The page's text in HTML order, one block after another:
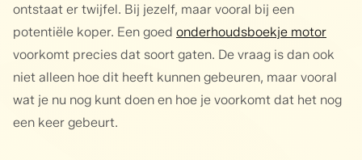
ontstaat er twijfel. Bij jezelf, maar vooral bij een
potentiële koper. Een goed onderhoudsboekje motor
voorkomt precies dat soort gaten. De vraag is dan ook
niet alleen hoe dit heeft kunnen gebeuren, maar vooral
wat je nu nog kunt doen en hoe je voorkomt dat het nog
een keer gebeurt.